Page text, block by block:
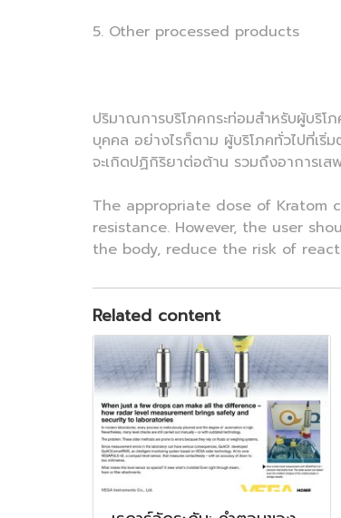
5. Other processed products
ปริมาณการบริโภคกระท่อมสำหรับผู้บริ
บุคคล อย่างไรก็ตาม ผู้บริโภคทั่วไปที่เริ่
จะเกิดปฏิกิริยาต่อต้าน รวมถึงอาการเ
The appropriate dose of Kratom
resistance. However, the user
the body, reduce the risk of
Related content